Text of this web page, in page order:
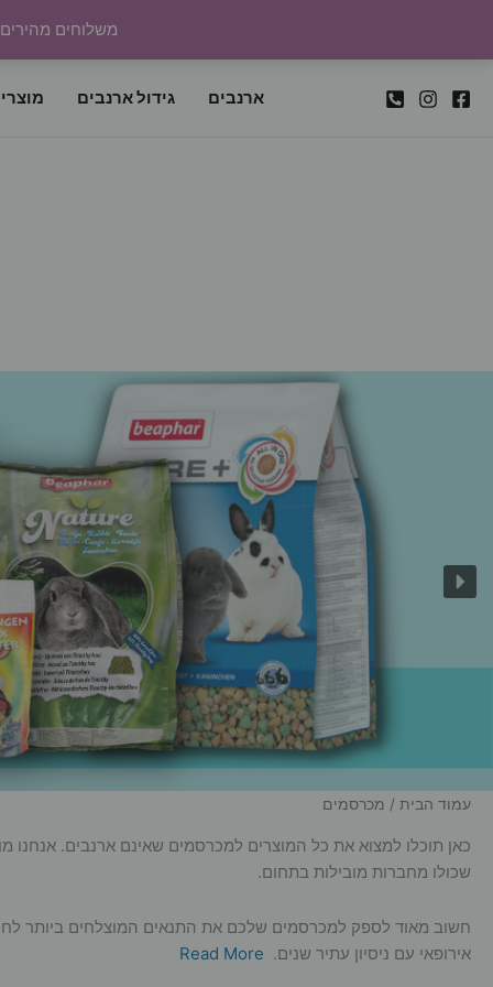
משלוחים מהירים
ארנבים גידול ארנבים
עמוד הבית / מכרסמים
כאן תוכלו למצוא את כל המוצרים למכרסמים שאינם ארנבים. אנחנו
שכולו מחברות מובילות בתחום.
חשוב מאוד לספק למכרסמים שלכם את התנאים המוצלחים ביותר
אירופאי עם ניסיון עתיר שנים.